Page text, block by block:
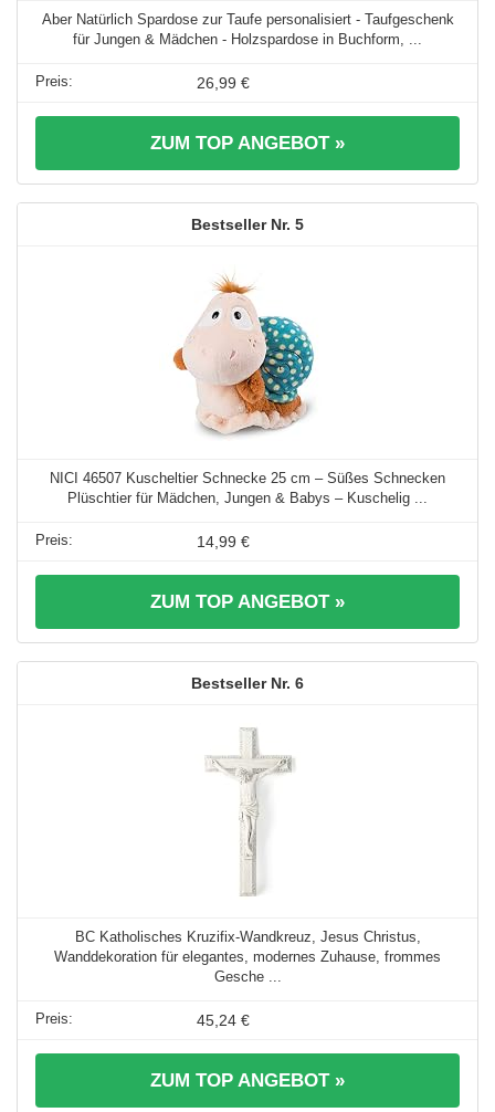
Aber Natürlich Spardose zur Taufe personalisiert - Taufgeschenk
für Jungen & Mädchen - Holzspardose in Buchform, ...
26,99 €
ZUM TOP ANGEBOT »
5
NICI 46507 Kuscheltier Schnecke 25 cm – Süßes Schnecken
Plüschtier für Mädchen, Jungen & Babys – Kuschelig ...
14,99 €
ZUM TOP ANGEBOT »
6
BC Katholisches Kruzifix-Wandkreuz, Jesus Christus,
Wanddekoration für elegantes, modernes Zuhause, frommes
Gesche ...
45,24 €
ZUM TOP ANGEBOT »